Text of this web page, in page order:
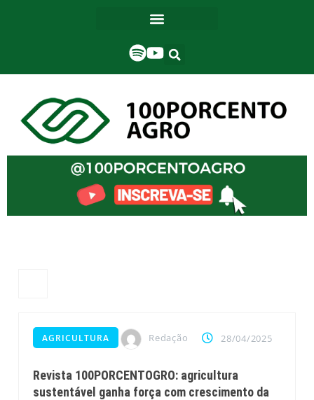
AGRICULTURA Redação 28/04/2025
Revista 100PORCENTOGRO: agricultura
sustentável ganha força com crescimento da